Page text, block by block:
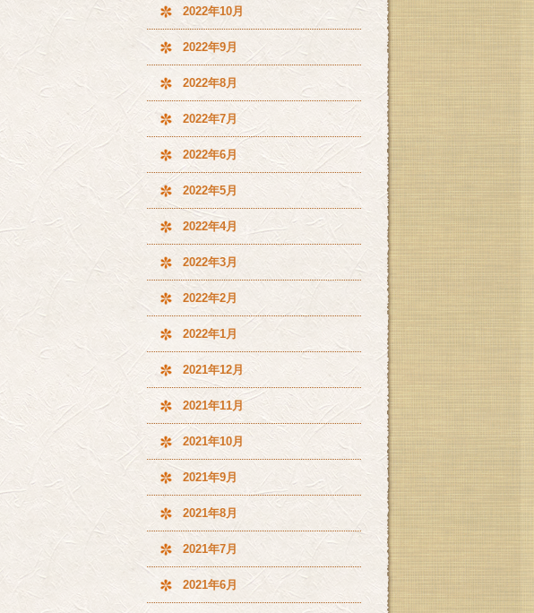
2022年10月
2022年9月
2022年8月
2022年7月
2022年6月
2022年5月
2022年4月
2022年3月
2022年2月
2022年1月
2021年12月
2021年11月
2021年10月
2021年9月
2021年8月
2021年7月
2021年6月